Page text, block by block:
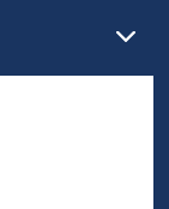
イズ交換の受付期